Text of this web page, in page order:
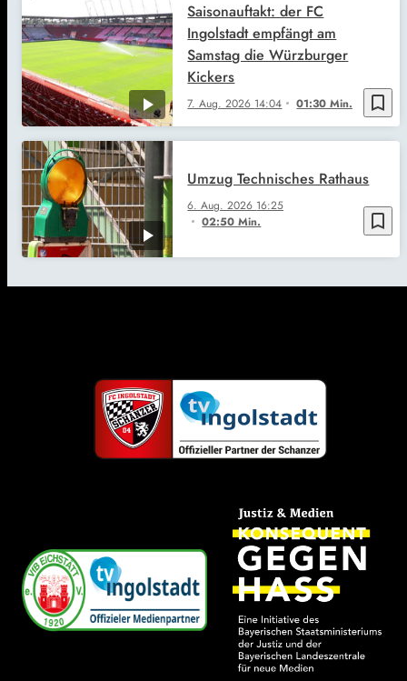
bookmark_border
7. Aug. 2026 14:04 01:30 Min.
Saisonauftakt: der FC
Ingolstadt empfängt am
Samstag die Würzburger
Kickers
bookmark_border
6. Aug. 2026 16:25
02:50 Min.
Umzug Technisches Rathaus